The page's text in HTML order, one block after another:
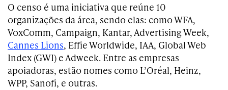
O censo é uma iniciativa que reúne 10
organizações da área, sendo elas: como WFA,
VoxComm, Campaign, Kantar, Advertising Week,
Cannes Lions, Effie Worldwide, IAA, Global Web
Index (GWI) e Adweek. Entre as empresas
apoiadoras, estão nomes como L’Oréal, Heinz,
WPP, Sanofi, e outras.